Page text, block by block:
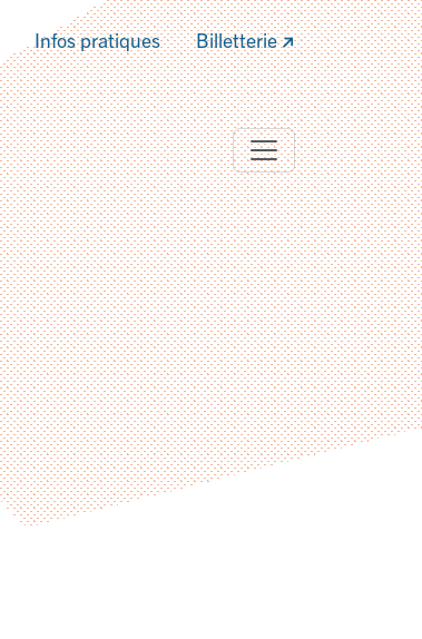
Infos pratiques Billetterie